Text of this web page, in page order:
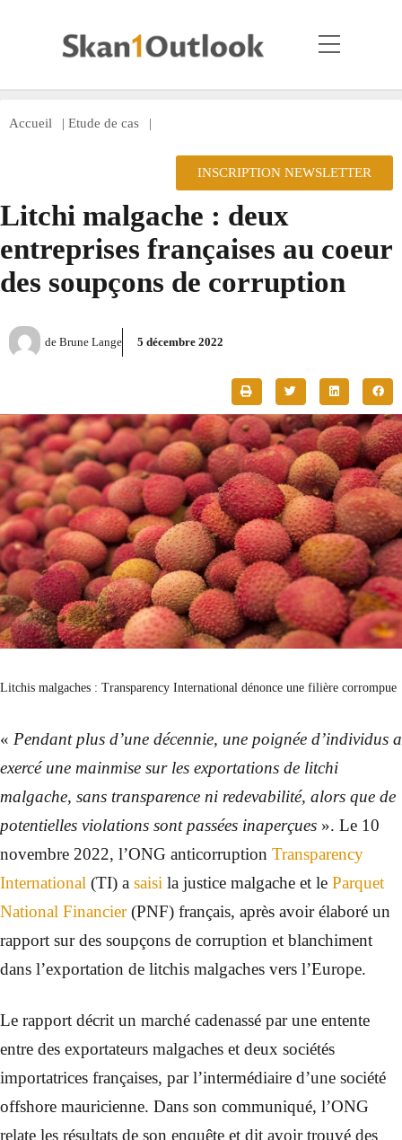
Accueil | Etude de cas |
INSCRIPTION NEWSLETTER
Litchi malgache : deux
entreprises françaises au coeur
des soupçons de corruption
de Brune Lange 5 décembre 2022
Litchis malgaches : Transparency International dénonce une filière corrompue
« Pendant plus d’une décennie, une poignée d’individus a
exercé une mainmise sur les exportations de litchi
malgache, sans transparence ni redevabilité, alors que de
potentielles violations sont passées inaperçues ». Le 10
novembre 2022, l’ONG anticorruption Transparency
International (TI) a saisi la justice malgache et le Parquet
National Financier(PNF) français, après avoir élaboré un
rapport sur des soupçons de corruption et blanchiment
dans l’exportation de litchis malgaches vers l’Europe.
Le rapport décrit un marché cadenassé par une entente
entre des exportateurs malgaches et deux sociétés
importatrices françaises, par l’intermédiaire d’une société
offshore mauricienne. Dans son communiqué, l’ONG
relate les résultats de son enquête et dit avoir trouvé des